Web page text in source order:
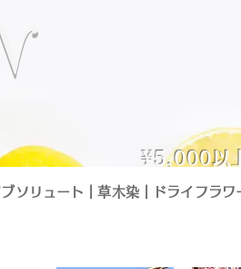
¥5,000以
ソリュート 草木染┃ ドライフラワ